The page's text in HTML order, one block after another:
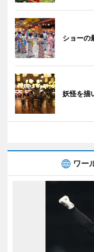
ショーの
妖怪を描
ワー